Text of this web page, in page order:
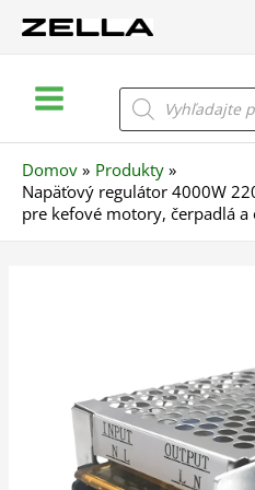
Menu
Products
search
Domov
Produkty
Napäťový regulátor 4000W
pre kefové motory, čerpadlá a